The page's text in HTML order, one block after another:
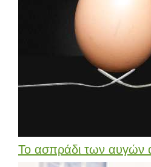
Το ασπράδι των αυγών